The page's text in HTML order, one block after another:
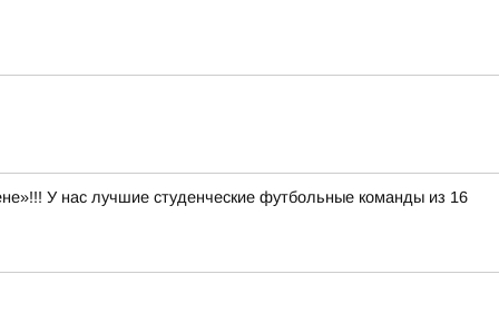
У нас лучшие студенческие футбольные команды из 16